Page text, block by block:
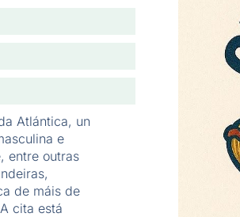
Atlántica, un
e
entre outras
de máis de
cita está